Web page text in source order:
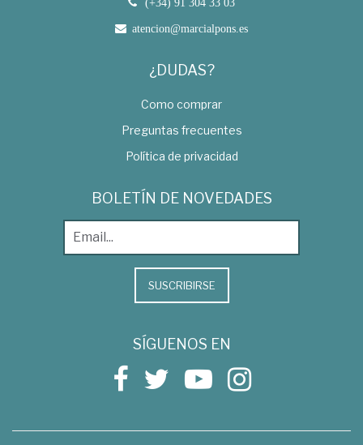
(+34) 91 304 33 03
atencion@marcialpons.es
¿DUDAS?
Como comprar
Preguntas frecuentes
Política de privacidad
BOLETÍN DE NOVEDADES
SUSCRIBIRSE
SÍGUENOS EN